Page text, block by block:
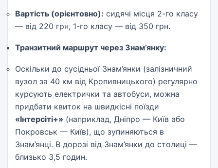
Вартість (орієнтовно): сидячі місця 2-го класу
— від 220 грн, 1-го класу — від 350 грн.
Транзитний маршрут через Знам’янку:
Оскільки до сусідньої Знам’янки (залізничний
вузол за 40 км від Кропивницького) регулярно
курсують електрички та автобуси, можна
придбати квиток на швидкісні поїзди
«Інтерсіті+» (наприклад, Дніпро — Київ або
Покровськ — Київ), що зупиняються в
Знам’янці. В дорозі від Знам’янки до столиці —
близько 3,5 годин.